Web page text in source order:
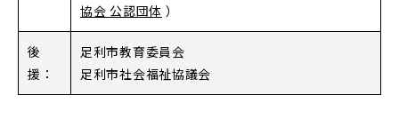
協会 公認団体 ）
後
援：
足利市教育委員会
足利市社会福祉協議会